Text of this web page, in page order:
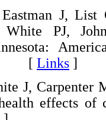
J, List
PJ,
[ Links ]
J, Carpenter
effects